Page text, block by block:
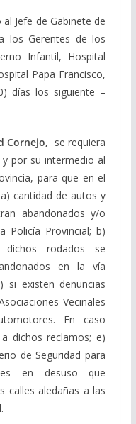
Jefe de Gabinete de
los Gerentes de los
Infantil, Hospital
Papa Francisco,
días los siguiente –
Cornejo, se requiera
por su intermedio al
para que en el
cantidad de autos y
abandonados y/o
Policía Provincial; b)
rodados se
en la vía
si existen denuncias
Vecinales
En caso
dichos reclamos; e)
de Seguridad para
en desuso que
calles aledañas a las